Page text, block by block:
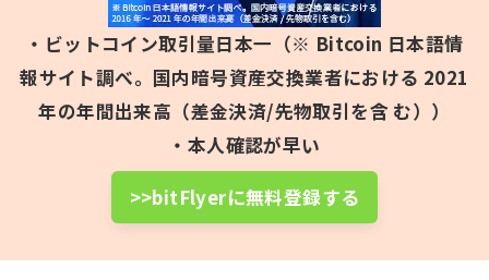
・ビットコイン取引量日本一（※ Bitcoin 日本語情
報サイト調べ。国内暗号資産交換業者における 2021
年の年間出来高（差金決済/先物取引を含 む））
・本人確認が早い
>>bitFlyerに無料登録する